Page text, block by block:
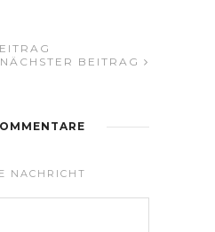
NÄCHSTER BEITRAG
NACHRICHT